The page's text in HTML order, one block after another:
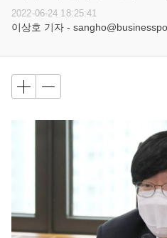
2022-06-24 18:25:41
이상호 기자 -